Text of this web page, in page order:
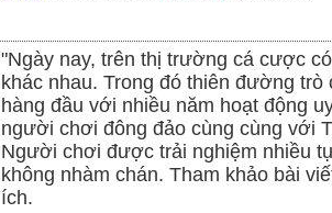
"Ngày nay, trên thị trường cá cược
khác nhau. Trong đó thiên đường
hàng đầu với nhiều năm hoạt động
người chơi đông đảo cùng cùng với
Người chơi được trải nghiệm nhiều
không nhàm chán. Tham khảo bài
ích.